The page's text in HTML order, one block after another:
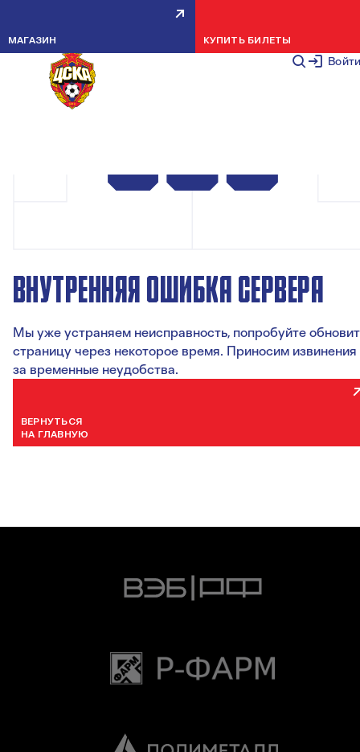
Войти
МАГАЗИН КУПИТЬ БИЛЕТЫ
ВНУТРЕННЯЯ ОШИБКА СЕРВЕРА
Мы уже устраняем неисправность, попробуйте
страницу через некоторое время. Приносим извинения
за временные неудобства.
ВЕРНУТЬСЯ
НА ГЛАВНУЮ